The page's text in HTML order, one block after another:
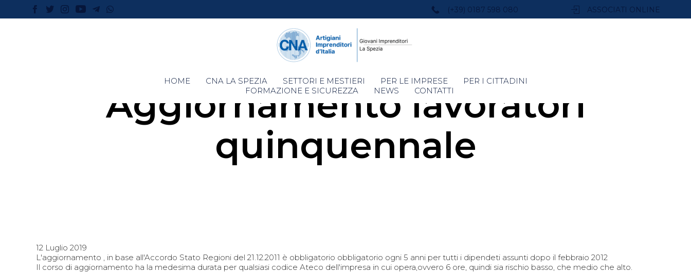
(+39) 0187 598 080 ASSOCIATI ONLINE
Skip
to
HOME CNA LA SPEZIA SETTORI E MESTIERI PER LE IMPRESE
PER I CITTADINI
FORMAZIONE E SICUREZZA
NEWS CONTATTI
Aggiornamento lavoratori
quinquennale
12 Luglio 2019
L'aggiornamento , in base all'Accordo Stato Regioni del 21.12.2011 è obbligatorio obbligatorio ogni 5 anni per tutti i dipendeti assunti dopo il febbraio 2012
Il corso di aggiornamento ha la medesima durata per qualsiasi codice Ateco dell'impresa in cui opera,ovvero 6 ore, quindi sia rischio basso, che medio che alto.